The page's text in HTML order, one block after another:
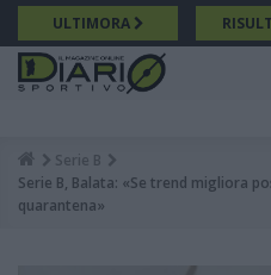
Salta
al
contenuto
principale
ULTIMORA
Breadcrumb
Serie B
Serie B, Balata: «Se trend migliora
quarantena»